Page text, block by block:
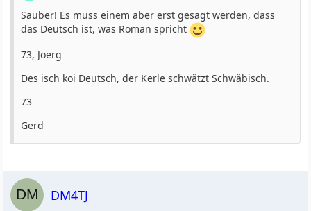
Sauber! Es muss einem aber erst gesagt werden, dass
das Deutsch ist, was Roman spricht
73, Joerg
Des isch koi Deutsch, der Kerle schwätzt Schwäbisch.
73
Gerd
DM4TJ